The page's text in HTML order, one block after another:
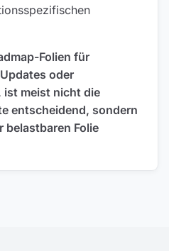
Folien für
oder
ist meist nicht die
entscheidend, sondern
belastbaren Folie